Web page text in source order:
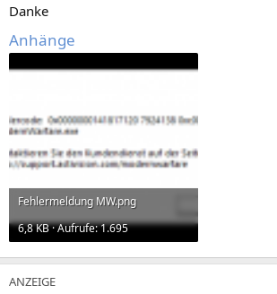
Danke
Anhänge
Fehlermeldung MW.png
6,8 KB · Aufrufe: 1.695